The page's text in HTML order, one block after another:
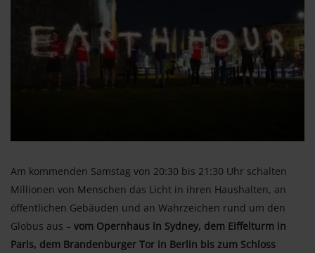
Am kommenden Samstag von 20:30 bis 21:30 Uhr schalten
Millionen von Menschen das Licht in ihren Haushalten, an
öffentlichen Gebäuden und an Wahrzeichen rund um den
Globus aus – vom Opernhaus in Sydney, dem Eiffelturm in
Paris, dem Brandenburger Tor in Berlin bis zum Schloss